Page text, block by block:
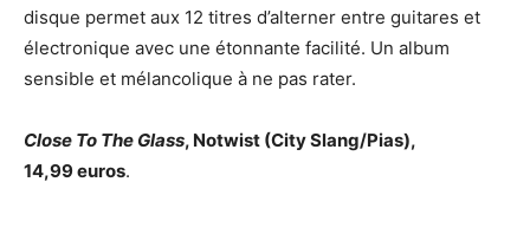
disque permet aux 12 titres d’alterner entre guitares et
électronique avec une étonnante facilité. Un album
sensible et mélancolique à ne pas rater.
Close To The Glass, Notwist (City Slang/Pias),
14,99 euros.